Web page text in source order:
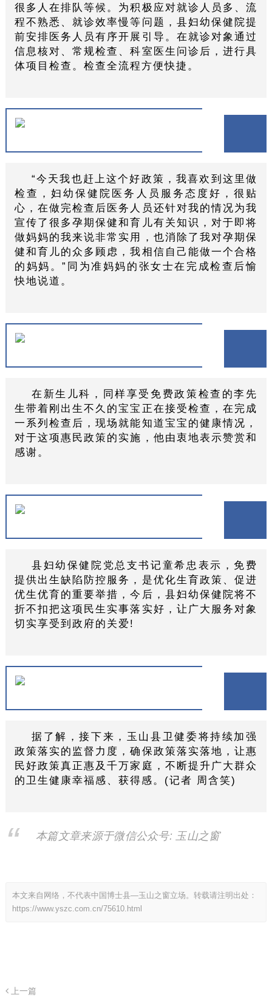
很多人在排队等候。为积极应对就诊人员多、流
程不熟悉、就诊效率慢等问题，县妇幼保健院提
前安排医务人员有序开展引导。在就诊对象通过
信息核对、常规检查、科室医生问诊后，进行具
体项目检查。检查全流程方便快捷。
“今天我也赶上这个好政策，我喜欢到这里做
检查，妇幼保健院医务人员服务态度好，很贴
心，在做完检查后医务人员还针对我的情况为我
宣传了很多孕期保健和育儿有关知识，对于即将
做妈妈的我来说非常实用，也消除了我对孕期保
健和育儿的众多顾虑，我相信自己能做一个合格
的妈妈。”同为准妈妈的张女士在完成检查后愉
快地说道。
在新生儿科，同样享受免费政策检查的李先
生带着刚出生不久的宝宝正在接受检查，在完成
一系列检查后，现场就能知道宝宝的健康情况，
对于这项惠民政策的实施，他由衷地表示赞赏和
感谢。
县妇幼保健院党总支书记童希忠表示，免费
提供出生缺陷防控服务，是优化生育政策、促进
优生优育的重要举措，今后，县妇幼保健院将不
折不扣把这项民生实事落实好，让广大服务对象
切实享受到政府的关爱!
据了解，接下来，玉山县卫健委将持续加强
政策落实的监督力度，确保政策落实落地，让惠
民好政策真正惠及千万家庭，不断提升广大群众
的卫生健康幸福感、获得感。(记者 周含笑)
本篇文章来源于微信公众号: 玉山之窗
本文来自网络，不代表中国博士县—玉山之窗立场。转载请注明出处：
https://www.yszc.com.cn/75610.html
上一篇